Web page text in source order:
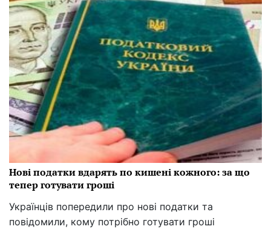
Нові податки вдарять по кишені кожного: за що
тепер готувати гроші
Українців попередили про нові податки та
повідомили, кому потрібно готувати гроші